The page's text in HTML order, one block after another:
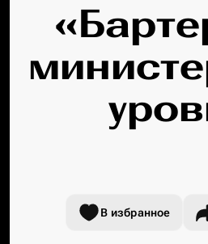
В избранное